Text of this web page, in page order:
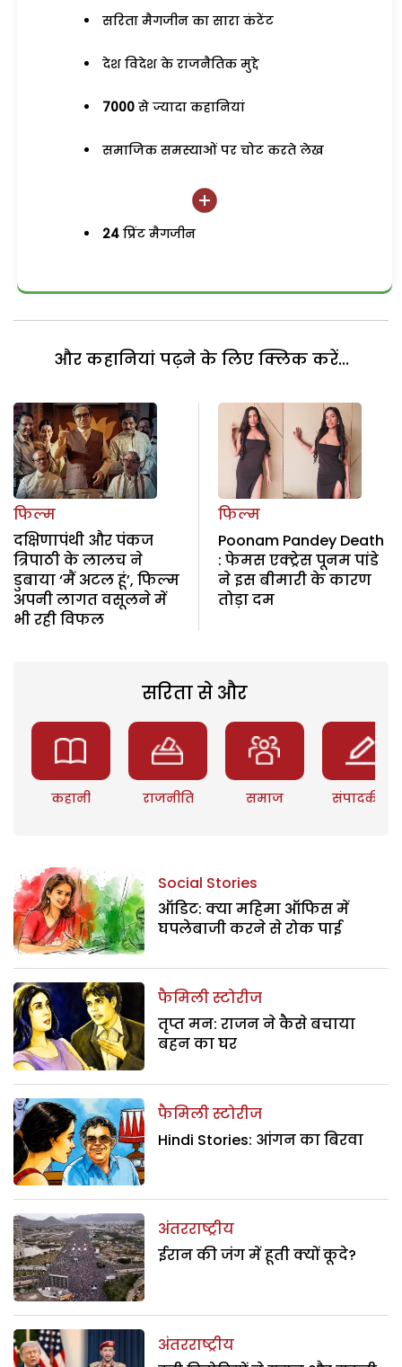
सरिता मैगजीन का सारा कंटेंट
देश विदेश के राजनैतिक मुद्दे
7000 से ज्यादा कहानियां
समाजिक समस्याओं पर चोट करते लेख
24 प्रिंट मैगजीन
और कहानियां पढ़ने के लिए क्लिक करें...
फिल्म
दक्षिणापंथी और पंकज
त्रिपाठी के लालच ने
डुबाया ‘मैं अटल हूं’, फिल्म
अपनी लागत वसूलने में
भी रही विफल
फिल्म
Poonam Pandey Death
: फेमस एक्ट्रेस पूनम पांडे
ने इस बीमारी के कारण
तोड़ा दम
सरिता से और
कहानी राजनीति समाज संपादकीय
Social Stories
ऑडिट: क्या महिमा ऑफिस में
घपलेबाजी करने से रोक पाई
फैमिली स्टोरीज
तृप्त मन: राजन ने कैसे बचाया
बहन का घर
फैमिली स्टोरीज
Hindi Stories: आंगन का बिरवा
अंतरराष्ट्रीय
ईरान की जंग में हूती क्यों कूदे?
अंतरराष्ट्रीय